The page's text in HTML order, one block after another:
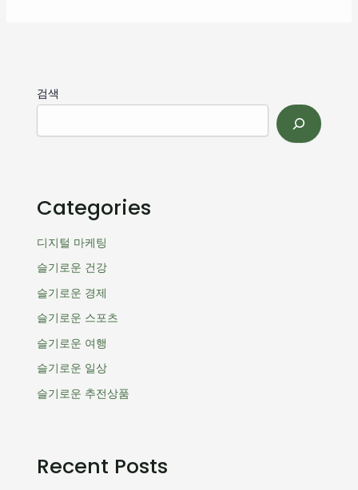
검색
Categories
디지털 마케팅
슬기로운 건강
슬기로운 경제
슬기로운 스포츠
슬기로운 여행
슬기로운 일상
슬기로운 추전상품
Recent Posts